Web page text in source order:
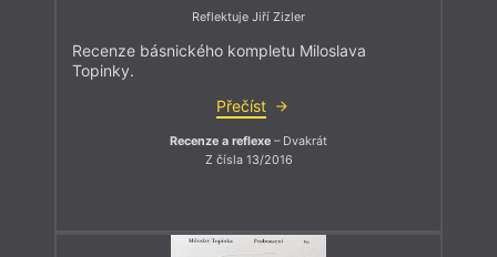
Reflektuje Jiří Zizler
Recenze básnického kompletu Miloslava
Topinky.
Přečíst
Recenze a reflexe – Dvakrát
Z čísla 13/2016